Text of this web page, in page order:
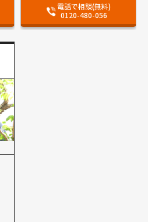
電話で相談(無料)
0120-480-056